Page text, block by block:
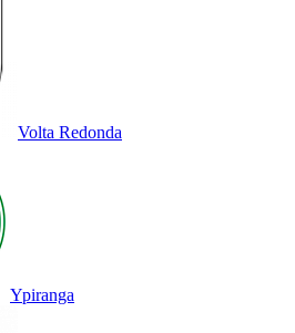
Volta Redonda
Ypiranga